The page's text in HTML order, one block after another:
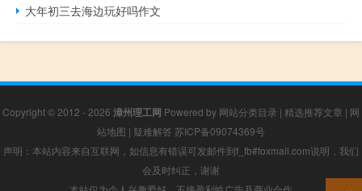
大年初三去海边玩好吗作文
Copyright © 2012 - 2026 漳州理工网 Powered by 网站分类目录 | 精选推荐文章 | 网
站地图 | 疑难解答 苏ICP备09074369号
声明：本站内容来自互联网，如信息有错误可发邮件到f_fb#foxmail.com说明，我们
会及时纠正，谢谢